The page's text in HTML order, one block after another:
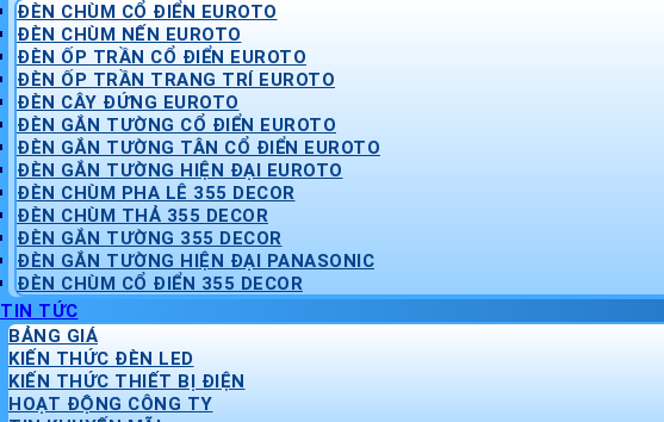
ĐÈN CHÙM CỔ ĐIỂN EUROTO
ĐÈN CHÙM NẾN EUROTO
ĐÈN ỐP TRẦN CỔ ĐIỂN EUROTO
ĐÈN ỐP TRẦN TRANG TRÍ EUROTO
ĐÈN CÂY ĐỨNG EUROTO
ĐÈN GẮN TƯỜNG CỔ ĐIỂN EUROTO
ĐÈN GẮN TƯỜNG TÂN CỔ ĐIỂN EUROTO
ĐÈN GẮN TƯỜNG HIỆN ĐẠI EUROTO
ĐÈN CHÙM PHA LÊ 355 DECOR
ĐÈN CHÙM THẢ 355 DECOR
ĐÈN GẮN TƯỜNG 355 DECOR
ĐÈN GẮN TƯỜNG HIỆN ĐẠI PANASONIC
ĐÈN CHÙM CỔ ĐIỂN 355 DECOR
TIN TỨC
BẢNG GIÁ
KIẾN THỨC ĐÈN LED
KIẾN THỨC THIẾT BỊ ĐIỆN
HOẠT ĐỘNG CÔNG TY